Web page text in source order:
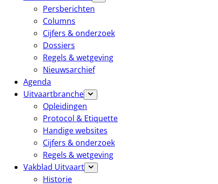
Persberichten
Columns
Cijfers & onderzoek
Dossiers
Regels & wetgeving
Nieuwsarchief
Agenda
Uitvaartbranche
Opleidingen
Protocol & Etiquette
Handige websites
Cijfers & onderzoek
Regels & wetgeving
Vakblad Uitvaart
Historie